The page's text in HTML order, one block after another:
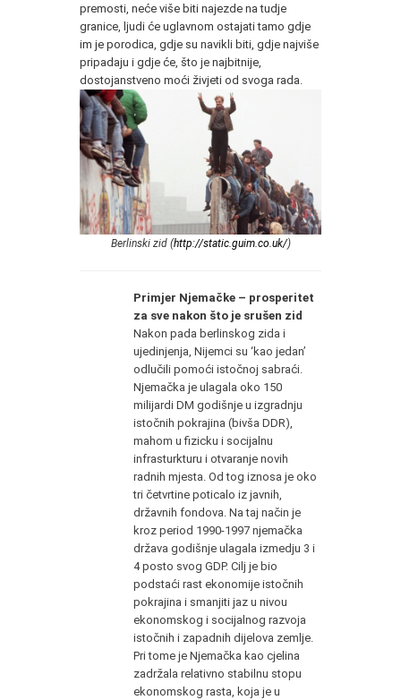
premosti, neće više biti najezde na tudje
granice, ljudi će uglavnom ostajati tamo gdje
im je porodica, gdje su navikli biti, gdje najviše
pripadaju i gdje će, što je najbitnije,
dostojanstveno moći živjeti od svoga rada.
Berlinski zid (http://static.guim.co.uk/)
Primjer Njemačke – prosperitet
za sve nakon što je srušen zid
Nakon pada berlinskog zida i
ujedinjenja, Nijemci su ‘kao jedan’
odlučili pomoći istočnoj sabraći.
Njemačka je ulagala oko 150
milijardi DM godišnje u izgradnju
istočnih pokrajina (bivša DDR),
mahom u fizicku i socijalnu
infrasturkturu i otvaranje novih
radnih mjesta. Od tog iznosa je oko
tri četvrtine poticalo iz javnih,
državnih fondova. Na taj način je
kroz period 1990-1997 njemačka
država godišnje ulagala izmedju 3 i
4 posto svog GDP. Cilj je bio
podstaći rast ekonomije istočnih
pokrajina i smanjiti jaz u nivou
ekonomskog i socijalnog razvoja
istočnih i zapadnih dijelova zemlje.
Pri tome je Njemačka kao cjelina
zadržala relativno stabilnu stopu
ekonomskog rasta, koja je u